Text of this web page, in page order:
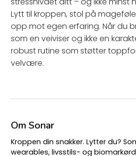
Lytt til kroppen, stol på
opp mot egen erfaring. Når du
som en veiviser og ikke en
robust rutine som støtter
velvære.
Om Sonar
Kroppen din snakker. Lytter du?
wearables, livsstils- og